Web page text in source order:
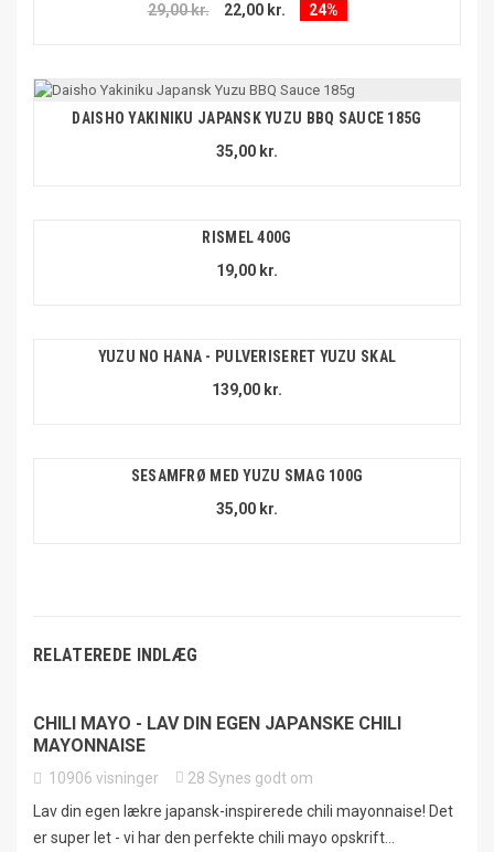
29,00 kr.
22,00 kr. 24%
DAISHO YAKINIKU JAPANSK YUZU BBQ SAUCE 185G
35,00 kr.
RISMEL 400G
19,00 kr.
YUZU NO HANA - PULVERISERET YUZU SKAL
139,00 kr.
SESAMFRØ MED YUZU SMAG 100G
35,00 kr.
RELATEREDE INDLÆG
CHILI MAYO - LAV DIN EGEN JAPANSKE CHILI
MAYONNAISE
10906 visninger 28 Synes godt om
Lav din egen lækre japansk-inspirerede chili mayonnaise! Det
er super let - vi har den perfekte chili mayo opskrift...